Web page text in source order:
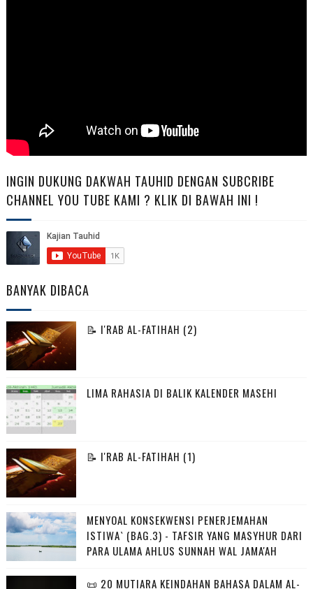
INGIN DUKUNG DAKWAH TAUHID DENGAN SUBCRIBE
CHANNEL YOU TUBE KAMI ? KLIK DI BAWAH INI !
BANYAK DIBACA
📝 I'RAB AL-FATIHAH (2)
LIMA RAHASIA DI BALIK KALENDER MASEHI
📝 I'RAB AL-FATIHAH (1)
MENYOAL KONSEKWENSI PENERJEMAHAN
ISTIWA` (BAG.3) - TAFSIR YANG MASYHUR DARI
PARA ULAMA AHLUS SUNNAH WAL JAMA'AH
📜 20 MUTIARA KEINDAHAN BAHASA DALAM AL-